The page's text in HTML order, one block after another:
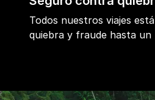
Todos nuestros viajes
quiebra y fraude hasta un